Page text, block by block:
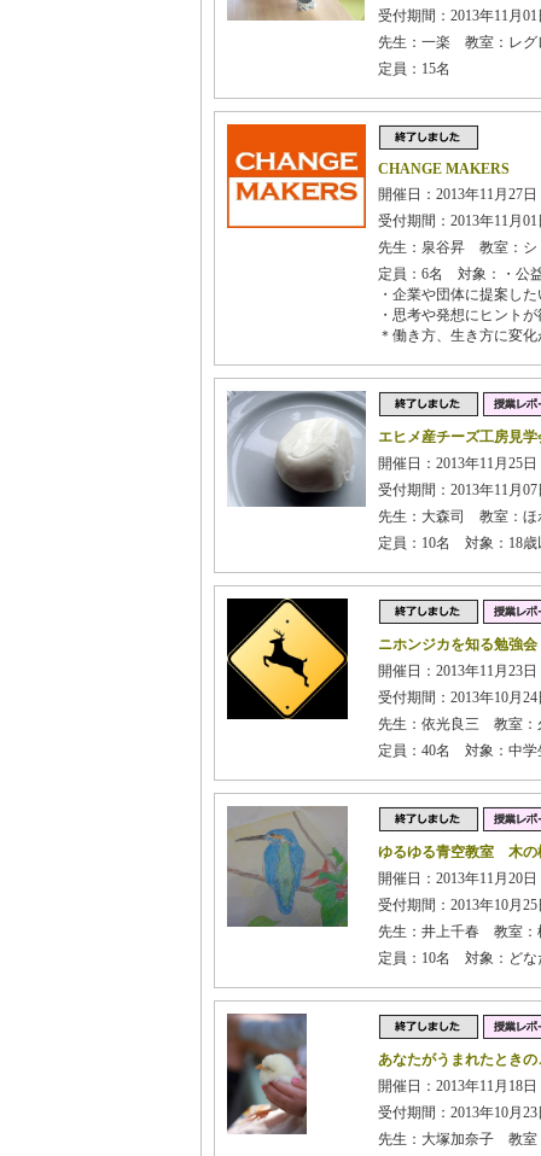
受付期間：2013年11月
先生：一楽 教室：レグ
定員：15名
CHANGE MAKERS
開催日：2013年11月27
受付期間：2013年11月
先生：泉谷昇 教室：シ
定員：6名 対象：・公
・企業や団体に提案し
・思考や発想にヒント
＊働き方、生き方に変
エヒメ産チーズ工房見
開催日：2013年11月25
受付期間：2013年11月
先生：大森司 教室：ほ
定員：10名 対象：18歳
ニホンジカを知る勉強会
開催日：2013年11月23
受付期間：2013年10月
先生：依光良三 教室：
定員：40名 対象：中学
ゆるゆる青空教室 木の
開催日：2013年11月20
受付期間：2013年10月
先生：井上千春 教室：
定員：10名 対象：どな
あなたがうまれたときの
開催日：2013年11月18
受付期間：2013年10月
先生：大塚加奈子 教室